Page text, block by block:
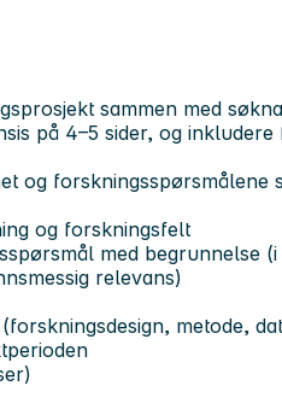
sammen med
på 4–5 sider, og inkludere
og forskningsspørsmålene
og forskningsfelt
med begrunnelse
relevans)
metode,